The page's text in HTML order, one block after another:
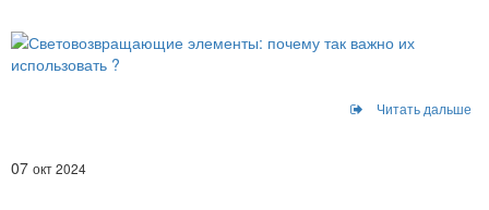
Читать дальше
07 окт 2024